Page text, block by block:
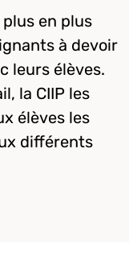
en plus
à devoir
leurs élèves.
la CIIP les
élèves les
différents